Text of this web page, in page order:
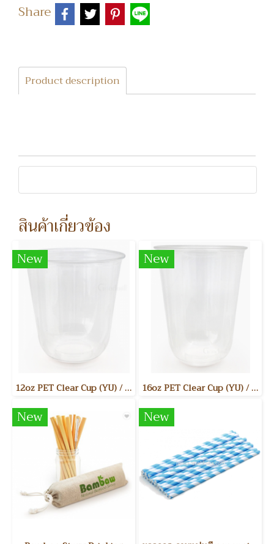
Share
Product description
สินค้าเกี่ยวข้อง
New
12oz PET Clear Cup (YU) / แก้วพลาสติกใส PET 12 ออนซ์ รุ่น YU ขนาดสินค้า : Dia. 90mm 50ชิ้น/แพค 1,000 ชิ้น/ลัง
New
16oz PET Clear Cup (YU) / แก้วพลาสติกใส PET 16 ออนซ์ รุ่น YU ขนาดสินค้า : Dia. 90mm 50ชิ้น/แพค 1,000ชิ้น/ลัง
New New